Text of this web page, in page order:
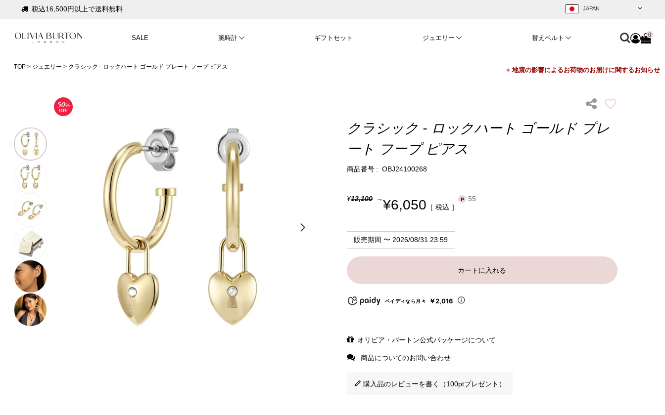
公式パッケージでお届け
公式パッケージでお届け
SALE 腕時計 ギフトセット ジュエリー 替えベルト 0
TOP ジュエリー クラシック - ロックハート ゴールド プレート フープ ピアス
クラシック - ロックハート ゴールド プレ
ート フープ ピアス
商品番号 OBJ24100268
¥12,100 ¥6,050 税込
55
販売期間 〜 2026/08/31 23:59
カートに入れる
ペイディなら月々 ￥2,016
オリビア・バートン公式パッケージについて
商品についてのお問い合わせ
購入品のレビューを書く（100ptプレゼント）